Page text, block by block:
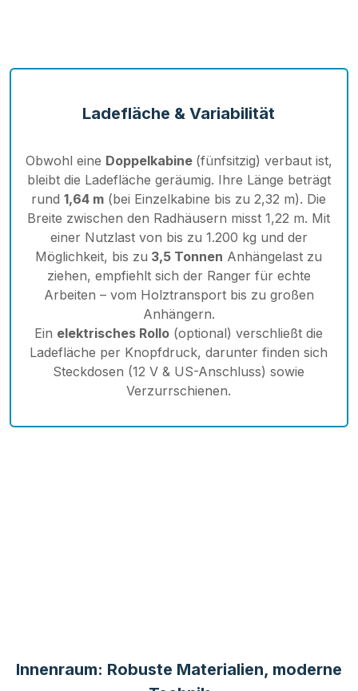
Ladefläche & Variabilität
Obwohl eine Doppelkabine (fünfsitzig) verbaut ist,
bleibt die Ladefläche geräumig. Ihre Länge beträgt
rund1,64 m (bei Einzelkabine bis zu 2,32 m). Die
Breite zwischen den Radhäusern misst 1,22 m. Mit
einer Nutzlast von bis zu 1.200 kg und der
Möglichkeit, bis zu 3,5 Tonnen Anhängelast zu
ziehen, empfiehlt sich der Ranger für echte
Arbeiten – vom Holztransport bis zu großen
Anhängern.
Ein elektrisches Rollo (optional) verschließt die
Ladefläche per Knopfdruck, darunter finden sich
Steckdosen (12 V & US-Anschluss) sowie
Verzurrschienen.
Innenraum: Robuste Materialien, moderne